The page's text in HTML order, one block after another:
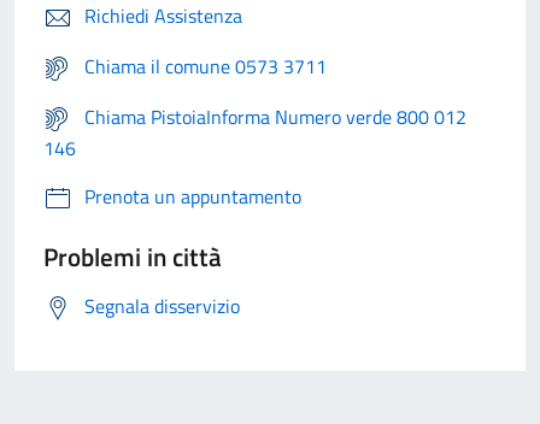
Richiedi Assistenza
Chiama il comune 0573 3711
Chiama PistoiaInforma Numero verde 800 012
146
Prenota un appuntamento
Problemi in città
Segnala disservizio